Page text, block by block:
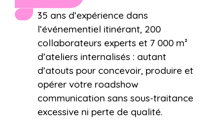
35 ans d’expérience dans
l’événementiel itinérant, 200
collaborateurs experts et 7 000 m²
d’ateliers internalisés : autant
d’atouts pour concevoir, produire et
opérer votre roadshow
communication sans sous-traitance
excessive ni perte de qualité.